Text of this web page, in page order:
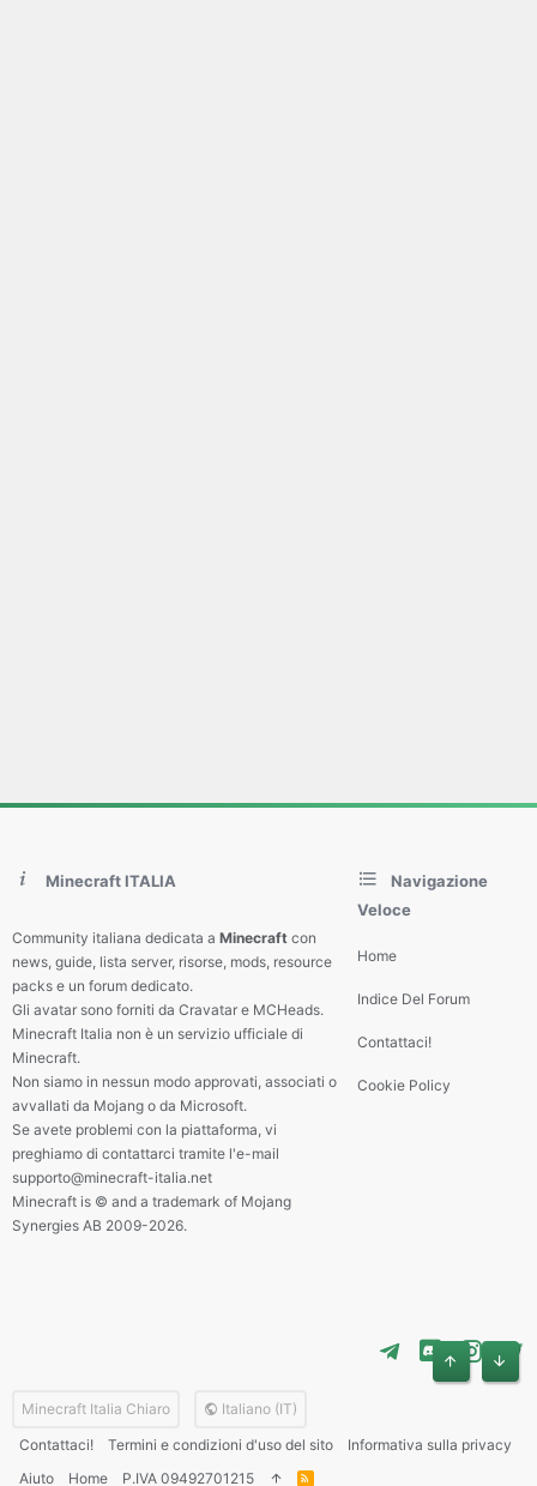
Minecraft ITALIA
Community italiana dedicata a Minecraft con
news, guide, lista server, risorse, mods, resource
packs e un forum dedicato.
Gli avatar sono forniti da Cravatar e MCHeads.
Minecraft Italia non è un servizio ufficiale di
Minecraft.
Non siamo in nessun modo approvati, associati o
avvallati da Mojang o da Microsoft.
Se avete problemi con la piattaforma, vi
preghiamo di contattarci tramite l'e-mail
supporto@minecraft-italia.net
Minecraft is © and a trademark of Mojang
Synergies AB 2009-2026.
Navigazione
Veloce
Home
Indice Del Forum
Contattaci!
Cookie Policy
Minecraft Italia Chiaro
Italiano (IT)
Contattaci!
Termini e condizioni d'uso del sito
Informativa sulla privacy
Aiuto
Home P.IVA 09492701215
Alto Basso